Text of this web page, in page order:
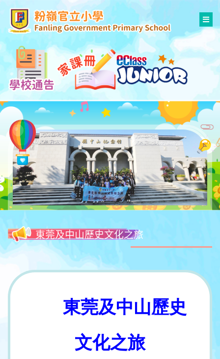
東莞及中山歷史文化之旅
東莞及中山歷史
文化之旅